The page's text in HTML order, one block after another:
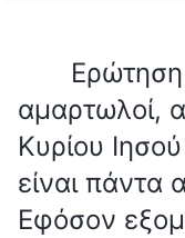
Ερώτηση
αμαρτωλοί,
Κυρίου
είναι πάντα
Εφόσον